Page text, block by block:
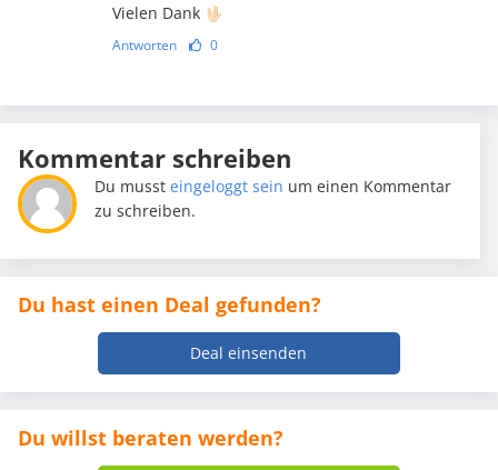
Vielen Dank 🖖🏻
Antworten 0
Kommentar schreiben
Du mussteingeloggt sein um einen Kommentar
zu schreiben.
Du hast einen Deal gefunden?
Deal einsenden
Du willst beraten werden?